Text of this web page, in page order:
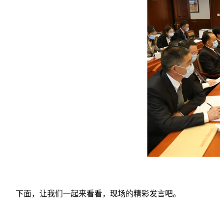
下面，让我们一起来看看， 现场的精彩发言吧。